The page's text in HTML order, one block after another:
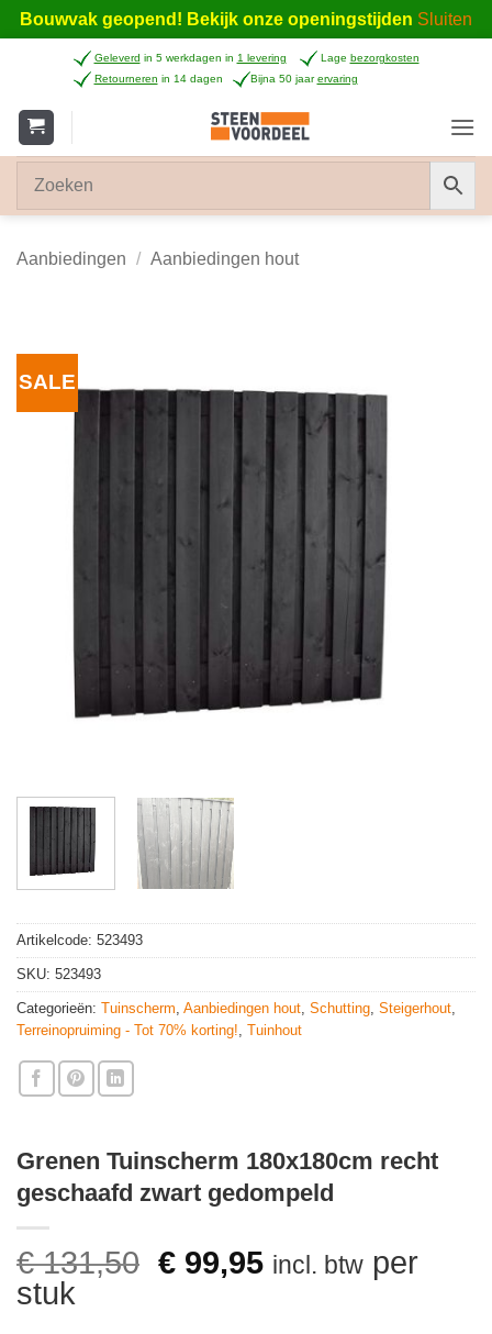
Bouwvak geopend! Bekijk onze openingstijden Sluiten
inhoud
Geleverd in 5 werkdagen in 1 levering Lage bezorgkosten
Retourneren in 14 dagen Bijna 50 jaarervaring
Aanbiedingen / Aanbiedingen hout
SALE
Artikelcode: 523493
SKU: 523493
Categorieën: Tuinscherm Aanbiedingen hout Schutting Steigerhout
Terreinopruiming - Tot 70% korting! Tuinhout
Grenen Tuinscherm 180x180cm recht
geschaafd zwart gedompeld
€131,50 Oorspronkelijke
€99,95Huidige
incl. btwper
stuk